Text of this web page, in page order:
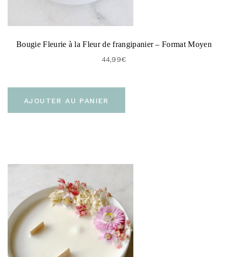
Bougie Fleurie à la Fleur de frangipanier – Format Moyen
44,99€
AJOUTER AU PANIER